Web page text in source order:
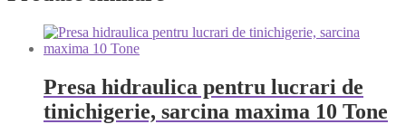
Presa hidraulica pentru lucrari de
tinichigerie, sarcina maxima 10 Tone